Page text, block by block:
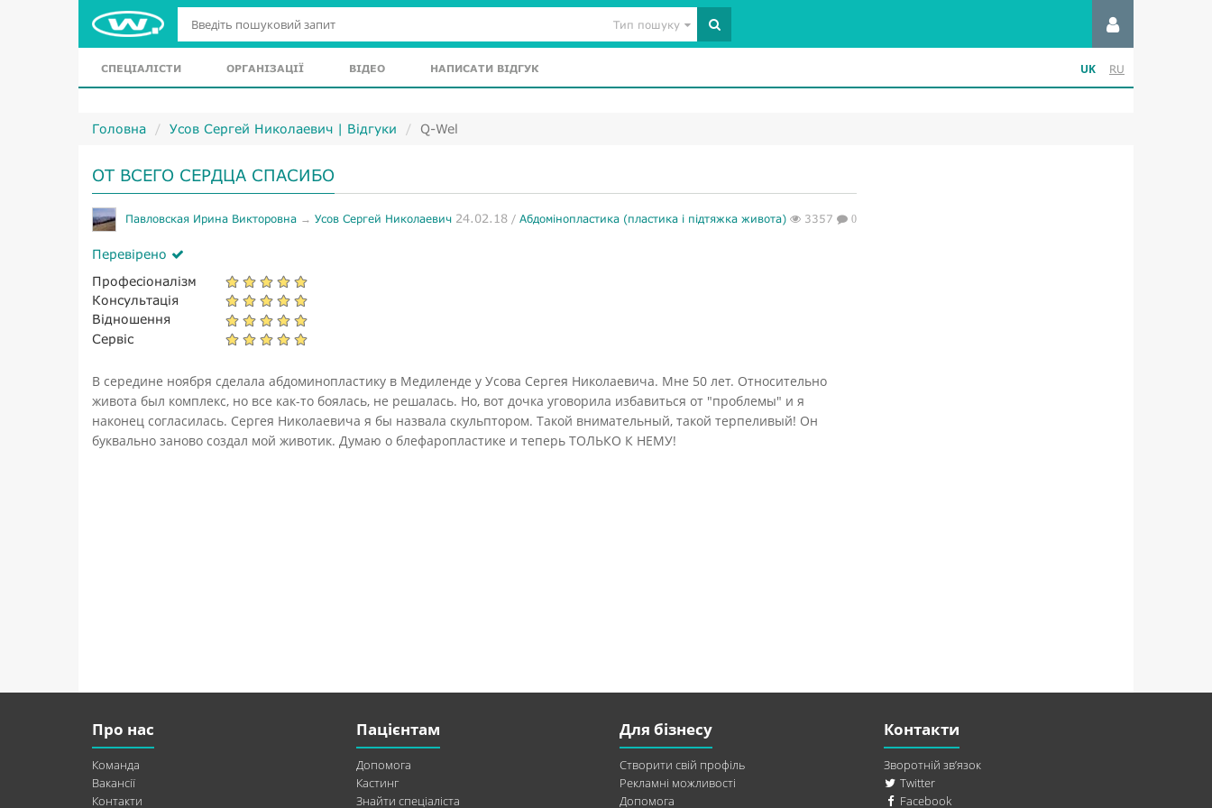
Тип пошуку
СПЕЦІАЛІСТИ ОРГАНІЗАЦІЇ ВІДЕО НАПИСАТИ ВІДГУК UK RU
Головна Усов Сергей Николаевич | Відгуки Q-Wel
ОТ ВСЕГО СЕРДЦА СПАСИБО
Павловская Ирина Викторовна → Усов Сергей Николаевич 24.02.18 / Абдомінопластика (пластика і підтяжка живота) 3357 0
Перевірено
Професіоналізм
Консультація
Відношення
Сервіс
В середине ноября сделала абдоминопластику в Медиленде у Усова Сергея Николаевича. Мне 50 лет. Относительно
живота был комплекс, но все как-то боялась, не решалась. Но, вот дочка уговорила избавиться от "проблемы" и я
наконец согласилась. Сергея Николаевича я бы назвала скульптором. Такой внимательный, такой терпеливый! Он
буквально заново создал мой животик. Думаю о блефаропластике и теперь ТОЛЬКО К НЕМУ!
Про нас
Команда
Вакансії
Контакти
Пацієнтам
Допомога
Кастинг
Знайти спеціаліста
Для бізнесу
Створити свій профіль
Рекламні можливості
Допомога
Контакти
Зворотній зв’язок
Twitter
Facebook